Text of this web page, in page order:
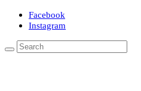
Facebook
Instagram